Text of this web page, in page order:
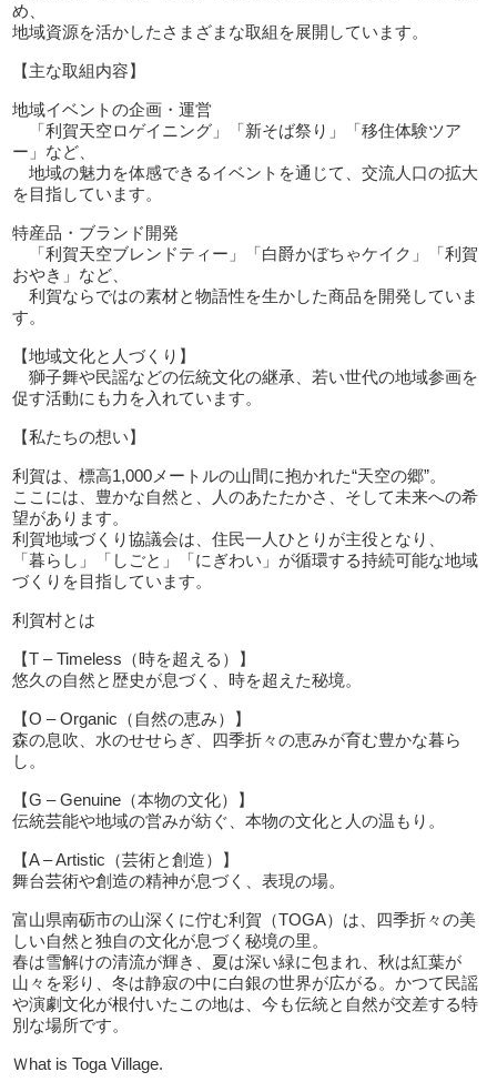
め、
地域資源を活かしたさまざまな取組を展開しています。
【主な取組内容】
地域イベントの企画・運営
「利賀天空ロゲイニング」「新そば祭り」「移住体験ツア
ー」など、
地域の魅力を体感できるイベントを通じて、交流人口の拡大
を目指しています。
特産品・ブランド開発
「利賀天空ブレンドティー」「白爵かぼちゃケイク」「利賀
おやき」など、
利賀ならではの素材と物語性を生かした商品を開発していま
す。
【地域文化と人づくり】
獅子舞や民謡などの伝統文化の継承、若い世代の地域参画を
促す活動にも力を入れています。
【私たちの想い】
利賀は、標高1,000メートルの山間に抱かれた“天空の郷”。
ここには、豊かな自然と、人のあたたかさ、そして未来への希
望があります。
利賀地域づくり協議会は、住民一人ひとりが主役となり、
「暮らし」「しごと」「にぎわい」が循環する持続可能な地域
づくりを目指しています。
利賀村とは
【T – Timeless（時を超える）】
悠久の自然と歴史が息づく、時を超えた秘境。
【O – Organic（自然の恵み）】
森の息吹、水のせせらぎ、四季折々の恵みが育む豊かな暮ら
し。
【G – Genuine（本物の文化）】
伝統芸能や地域の営みが紡ぐ、本物の文化と人の温もり。
【A – Artistic（芸術と創造）】
舞台芸術や創造の精神が息づく、表現の場。
富山県南砺市の山深くに佇む利賀（TOGA）は、四季折々の美
しい自然と独自の文化が息づく秘境の里。
春は雪解けの清流が輝き、夏は深い緑に包まれ、秋は紅葉が
山々を彩り、冬は静寂の中に白銀の世界が広がる。かつて民謡
や演劇文化が根付いたこの地は、今も伝統と自然が交差する特
別な場所です。
Ｗhat is Toga Village.